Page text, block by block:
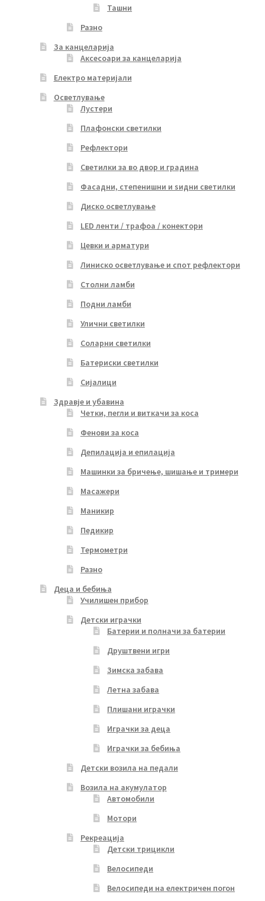
Ташни
Разно
За канцеларија
Аксесоари за канцеларија
Електро материјали
Осветлување
Лустери
Плафонски светилки
Рефлектори
Светилки за во двор и градина
Фасадни, степенишни и ѕидни светилки
Диско осветлување
LED ленти / трафоа / конектори
Цевки и арматури
Линиско осветлување и спот рефлектори
Столни ламби
Подни ламби
Улични светилки
Соларни светилки
Батериски светилки
Сијалици
Здравје и убавина
Четки, пегли и виткачи за коса
Фенови за коса
Депилација и епилација
Машинки за бричење, шишање и тримери
Масажери
Маникир
Педикир
Термометри
Разно
Деца и бебиња
Училишен прибор
Детски играчки
Батерии и полначи за батерии
Друштвени игри
Зимска забава
Летна забава
Плишани играчки
Играчки за деца
Играчки за бебиња
Детски возила на педали
Возила на акумулатор
Автомобили
Мотори
Рекреација
Детски трицикли
Велосипеди
Велосипеди на електричен погон